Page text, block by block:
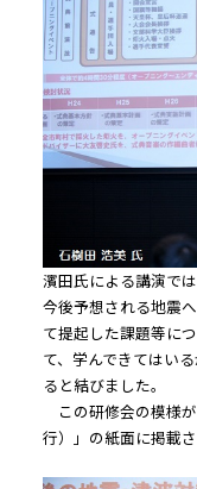
濱田氏による講演で
今後予想される地震
て提起した課題等に
て、学んできてはい
ると結びました。
この研修会の模様
行）」の紙面に掲載